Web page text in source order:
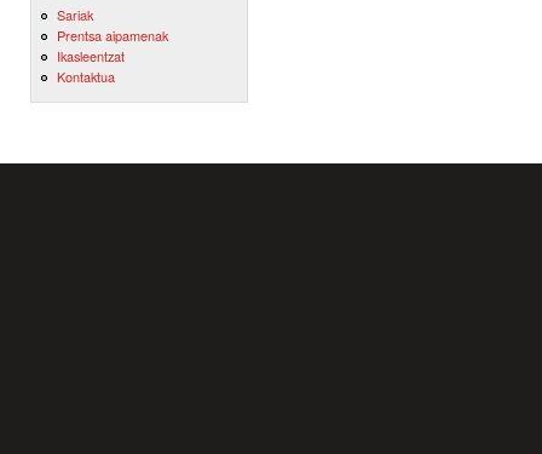
Sariak
Prentsa aipamenak
Ikasleentzat
Kontaktua